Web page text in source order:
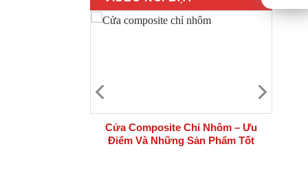
Cửa Composite Chỉ Nhôm – Ưu
Điểm Và Những Sản Phẩm Tốt